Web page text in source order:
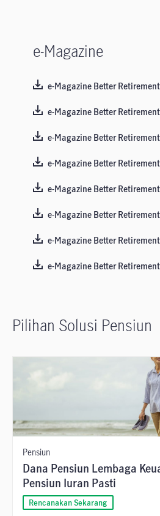
e-Magazine
e-Magazine Better
e-Magazine Better
e-Magazine Better
e-Magazine Better
e-Magazine Better
e-Magazine Better
e-Magazine Better
e-Magazine Better
Pilihan Solusi Pensiun
Pensiun
Dana Pensiun Lembaga
Pensiun Iuran Pasti
Rencanakan Sekarang